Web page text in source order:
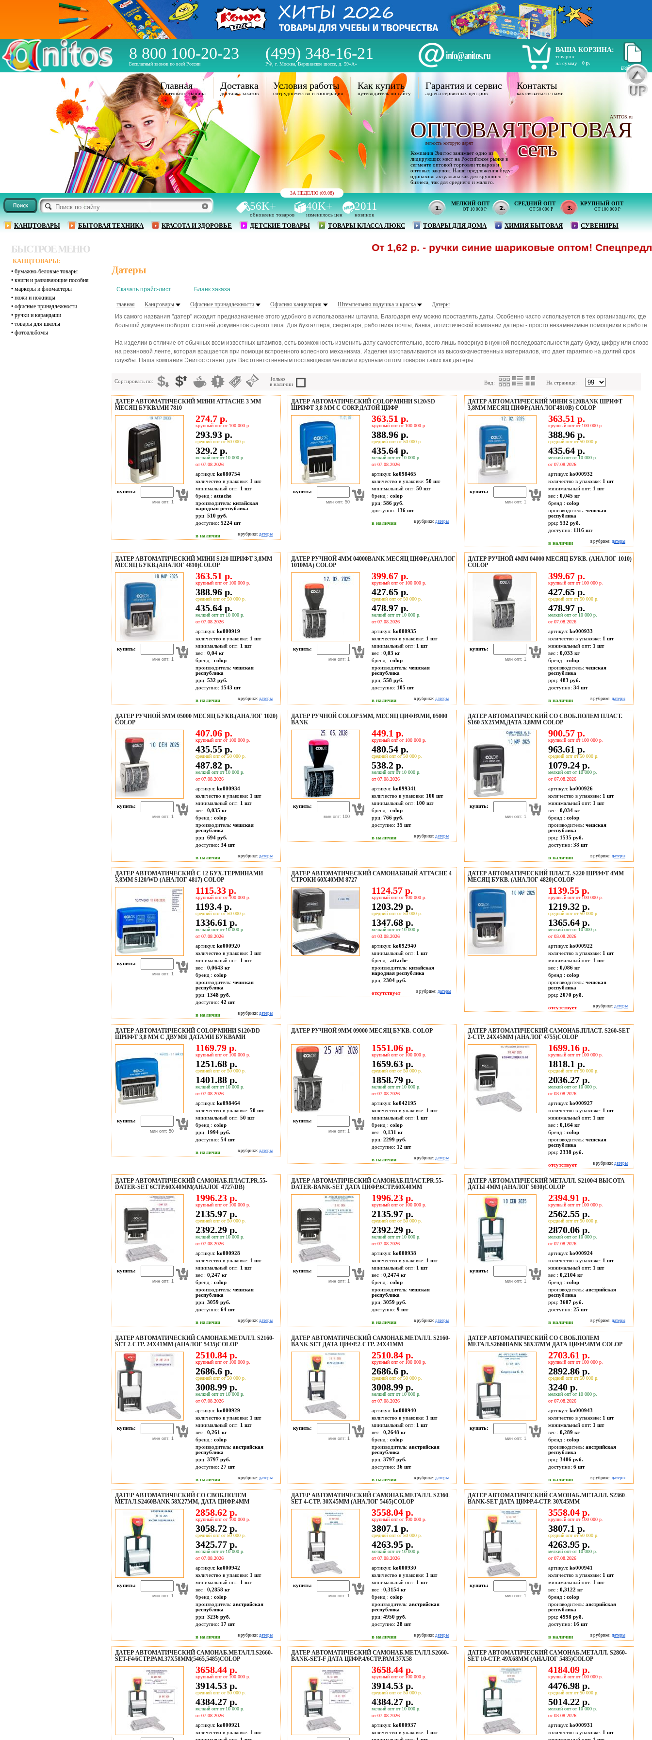
8 800 100-20-23
Бесплатный звонок по всей России
(499) 348-16-21
РФ, г. Москва, Варшавское шоссе, д. 59«А»
info@anitos.ru
ВАША КОРЗИНА:
товаров:
на сумму:
0 р.
прайс лист
ЗА НЕДЕЛЮ (09.08)
56K+
обновлено товаров
40K+
изменилось цен
2011
новинок
МЕЛКИЙ ОПТ
ОТ 10 000 Р
СРЕДНИЙ ОПТ
ОТ 50 000 Р
КРУПНЫЙ ОПТ
ОТ 100 000 Р
КАНЦТОВАРЫ БЫТОВАЯ ТЕХНИКА КРАСОТА И ЗДОРОВЬЕ ДЕТСКИЕ ТОВАРЫ ТОВАРЫ КЛАССА ЛЮКС ТОВАРЫ ДЛЯ ДОМА ХИМИЯ БЫТОВАЯ СУВЕНИРЫ
Главная
стартовая страница
Доставка
доставка заказов
Условия работы
сотрудничество и кооперация
Как купить
путеводитель по сайту
Гарантия и сервис
адреса сервисных центров
Контакты
как связаться с нами
ANITOS.ru
ОПТОВАЯТОРГОВАЯ
легкость которую дарят
Компания Энитос занимает одно из
лидирующих мест на Российском рынке в
сегменте оптовой торговли товаров и
оптовых закупок. Наши предложения будут
одинаково актуальны как для крупного
бизнеса, так для среднего и малого.
сеть
БЫСТРОЕ МЕНЮ
КАНЦТОВАРЫ:
• бумажно-беловые товары
• книги и развивающие пособия
• маркеры и фломастеры
• ножи и ножницы
• офисные принадлежности
• ручки и карандаши
• товары для школы
• фотоальбомы
От 1,62 р. - ручки синие шариковые оптом! Спецпредложение!
Датеры
Скачать прайс-лист Бланк заказа
главная Канцтовары Офисные принадлежности Офисная канцелярия Штемпельная подушка и краска
Датеры
Из самого названия "датер" исходит предназначение этого удобного в использовании штампа. Благодаря ему можно проставлять даты. Особенно часто используется в тех организациях, где
большой документооборот с сотней документов одного типа. Для бухгалтера, секретаря, работника почты, банка, логистической компании датеры - просто незаменимые помощники в работе.
На изделии в отличие от обычных всем известных штампов, есть возможность изменить дату самостоятельно, всего лишь повернув в нужной последовательности дату букву, цифру или слово
на резиновой ленте, которая вращается при помощи встроенного колесного механизма. Изделия изготавливаются из высококачественных материалов, что дает гарантию на долгий срок
службы. Наша компания Энитос станет для Вас ответственным поставщиком мелким и крупным оптом товаров таких как датеры.
Сортировать по:
Только
в наличии
Вид: На странице:
ДАТЕР АВТОМАТИЧЕСКИЙ МИНИ ATTACHE 3 ММ
МЕСЯЦ БУКВАМИ 7810
купить:
мин опт: 1
274.7 р.
крупный опт от 100 000 р.
293.93 р.
средний опт от 50 000 р.
329.2 р.
мелкий опт от 10 000 р.
от 07.08.2026
артикул: ko080754
количество в упаковке: 1 шт
минимальный опт: 1 шт
бренд : attache
производитель: китайская
народная республика
ррц: 510 руб.
доступно: 5224 шт
в наличии в рубрике: датеры
ДАТЕР АВТОМАТИЧЕСКИЙ COLOP МИНИ S120/SD
ШРИФТ 3,8 ММ С СОКР.ДАТОЙ ЦИФР
купить:
мин опт: 50
363.51 р.
крупный опт от 100 000 р.
388.96 р.
средний опт от 50 000 р.
435.64 р.
мелкий опт от 10 000 р.
от 07.08.2026
артикул: ko098465
количество в упаковке: 50 шт
минимальный опт: 50 шт
бренд : colop
ррц: 586 руб.
доступно: 136 шт
в наличии в рубрике: датеры
ДАТЕР АВТОМАТИЧЕСКИЙ МИНИ S120BANK ШРИФТ
3,8ММ МЕСЯЦ ЦИФР.(АНАЛОГ4810B) COLOP
купить:
мин опт: 1
363.51 р.
крупный опт от 100 000 р.
388.96 р.
средний опт от 50 000 р.
435.64 р.
мелкий опт от 10 000 р.
от 07.08.2026
артикул: ko000932
количество в упаковке: 1 шт
минимальный опт: 1 шт
вес : 0,045 кг
бренд : colop
производитель: чешская
республика
ррц: 532 руб.
доступно: 1116 шт
в наличии в рубрике: датеры
ДАТЕР АВТОМАТИЧЕСКИЙ МИНИ S120 ШРИФТ 3,8ММ
МЕСЯЦ БУКВ.(АНАЛОГ 4810)COLOP
купить:
мин опт: 1
363.51 р.
крупный опт от 100 000 р.
388.96 р.
средний опт от 50 000 р.
435.64 р.
мелкий опт от 10 000 р.
от 07.08.2026
артикул: ko000919
количество в упаковке: 1 шт
минимальный опт: 1 шт
вес : 0,04 кг
бренд : colop
производитель: чешская
республика
ррц: 532 руб.
доступно: 1543 шт
в наличии в рубрике: датеры
ДАТЕР РУЧНОЙ 4ММ 04000BANK МЕСЯЦ ЦИФР.(АНАЛОГ
1010МА) COLOP
купить:
мин опт: 1
399.67 р.
крупный опт от 100 000 р.
427.65 р.
средний опт от 50 000 р.
478.97 р.
мелкий опт от 10 000 р.
от 07.08.2026
артикул: ko000935
количество в упаковке: 1 шт
минимальный опт: 1 шт
вес : 0,03 кг
бренд : colop
производитель: чешская
республика
ррц: 558 руб.
доступно: 105 шт
в наличии в рубрике: датеры
ДАТЕР РУЧНОЙ 4ММ 04000 МЕСЯЦ БУКВ. (АНАЛОГ 1010)
COLOP
купить:
мин опт: 1
399.67 р.
крупный опт от 100 000 р.
427.65 р.
средний опт от 50 000 р.
478.97 р.
мелкий опт от 10 000 р.
от 07.08.2026
артикул: ko000933
количество в упаковке: 1 шт
минимальный опт: 1 шт
вес : 0,033 кг
бренд : colop
производитель: чешская
республика
ррц: 483 руб.
доступно: 34 шт
в наличии в рубрике: датеры
ДАТЕР РУЧНОЙ 5ММ 05000 МЕСЯЦ БУКВ.(АНАЛОГ 1020)
COLOP
купить:
мин опт: 1
407.06 р.
крупный опт от 100 000 р.
435.55 р.
средний опт от 50 000 р.
487.82 р.
мелкий опт от 10 000 р.
от 07.08.2026
артикул: ko000934
количество в упаковке: 1 шт
минимальный опт: 1 шт
вес : 0,035 кг
бренд : colop
производитель: чешская
республика
ррц: 694 руб.
доступно: 34 шт
в наличии в рубрике: датеры
ДАТЕР РУЧНОЙ COLOP 5ММ, МЕСЯЦ ЦИФРАМИ, 05000
BANK
купить:
мин опт: 100
449.1 р.
крупный опт от 100 000 р.
480.54 р.
средний опт от 50 000 р.
538.2 р.
мелкий опт от 10 000 р.
от 07.08.2026
артикул: ko099341
количество в упаковке: 100 шт
минимальный опт: 100 шт
бренд : colop
ррц: 766 руб.
доступно: 35 шт
в наличии в рубрике: датеры
ДАТЕР АВТОМАТИЧЕСКИЙ СО СВОБ.ПОЛЕМ ПЛАСТ.
S160 5Х25ММ,ДАТА 3,8ММ COLOP
купить:
мин опт: 1
900.57 р.
крупный опт от 100 000 р.
963.61 р.
средний опт от 50 000 р.
1079.24 р.
мелкий опт от 10 000 р.
от 07.08.2026
артикул: ko000926
количество в упаковке: 1 шт
минимальный опт: 1 шт
вес : 0,034 кг
бренд : colop
производитель: чешская
республика
ррц: 1535 руб.
доступно: 38 шт
в наличии в рубрике: датеры
ДАТЕР АВТОМАТИЧЕСКИЙ С 12 БУХ.ТЕРМИНАМИ
3,8ММ S120/WD (АНАЛОГ 4817) COLOP
купить:
мин опт: 1
1115.33 р.
крупный опт от 100 000 р.
1193.4 р.
средний опт от 50 000 р.
1336.61 р.
мелкий опт от 10 000 р.
от 07.08.2026
артикул: ko000920
количество в упаковке: 1 шт
минимальный опт: 1 шт
вес : 0,0643 кг
бренд : colop
производитель: чешская
республика
ррц: 1348 руб.
доступно: 42 шт
в наличии в рубрике: датеры
ДАТЕР АВТОМАТИЧЕСКИЙ САМОНАБНЫЙ ATTACHE 4
СТРОКИ 60Х40ММ 8727
1124.57 р.
крупный опт от 100 000 р.
1203.29 р.
средний опт от 50 000 р.
1347.68 р.
мелкий опт от 10 000 р.
от 03.08.2026
артикул: ko092940
минимальный опт: 1 шт
бренд : attache
производитель: китайская
народная республика
ррц: 2304 руб.
отсутствует в рубрике: датеры
ДАТЕР АВТОМАТИЧЕСКИЙ ПЛАСТ. S220 ШРИФТ 4ММ
МЕСЯЦ БУКВ. (АНАЛОГ 4820)COLOP
1139.55 р.
крупный опт от 100 000 р.
1219.32 р.
средний опт от 50 000 р.
1365.64 р.
мелкий опт от 10 000 р.
от 03.08.2026
артикул: ko000922
количество в упаковке: 1 шт
минимальный опт: 1 шт
вес : 0,086 кг
бренд : colop
производитель: чешская
республика
ррц: 2070 руб.
отсутствует в рубрике: датеры
ДАТЕР АВТОМАТИЧЕСКИЙ COLOP МИНИ S120/DD
ШРИФТ 3,8 ММ С ДВУМЯ ДАТАМИ БУКВАМИ
купить:
мин опт: 50
1169.79 р.
крупный опт от 100 000 р.
1251.68 р.
средний опт от 50 000 р.
1401.88 р.
мелкий опт от 10 000 р.
от 07.08.2026
артикул: ko098464
количество в упаковке: 50 шт
минимальный опт: 50 шт
бренд : colop
ррц: 1994 руб.
доступно: 54 шт
в наличии в рубрике: датеры
ДАТЕР РУЧНОЙ 9ММ 09000 МЕСЯЦ БУКВ. COLOP
купить:
мин опт: 1
1551.06 р.
крупный опт от 100 000 р.
1659.63 р.
средний опт от 50 000 р.
1858.79 р.
мелкий опт от 10 000 р.
от 07.08.2026
артикул: ko042195
количество в упаковке: 1 шт
минимальный опт: 1 шт
бренд : colop
вес : 0,131 кг
ррц: 2299 руб.
доступно: 12 шт
в наличии в рубрике: датеры
ДАТЕР АВТОМАТИЧЕСКИЙ САМОНАБ.ПЛАСТ. S260-SET
2-СТР. 24Х45ММ (АНАЛОГ 4755)COLOP
1699.16 р.
крупный опт от 100 000 р.
1818.1 р.
средний опт от 50 000 р.
2036.27 р.
мелкий опт от 10 000 р.
от 03.08.2026
артикул: ko000927
количество в упаковке: 1 шт
минимальный опт: 1 шт
вес : 0,164 кг
бренд : colop
производитель: чешская
республика
ррц: 2338 руб.
отсутствует в рубрике: датеры
ДАТЕР АВТОМАТИЧЕСКИЙ САМОНАБ.ПЛАСТ.PR.55-
DATER-SET 6СТР.60Х40ММ(АНАЛОГ 4727/DB)
купить:
мин опт: 1
1996.23 р.
крупный опт от 100 000 р.
2135.97 р.
средний опт от 50 000 р.
2392.29 р.
мелкий опт от 10 000 р.
от 07.08.2026
артикул: ko000928
количество в упаковке: 1 шт
минимальный опт: 1 шт
вес : 0,247 кг
бренд : colop
производитель: чешская
республика
ррц: 3059 руб.
доступно: 64 шт
в наличии в рубрике: датеры
ДАТЕР АВТОМАТИЧЕСКИЙ САМОНАБ.ПЛАСТ.PR.55-
DATER-BANK-SET ДАТА ЦИФР.6СТР.60Х40ММ
купить:
мин опт: 1
1996.23 р.
крупный опт от 100 000 р.
2135.97 р.
средний опт от 50 000 р.
2392.29 р.
мелкий опт от 10 000 р.
от 07.08.2026
артикул: ko000938
количество в упаковке: 1 шт
минимальный опт: 1 шт
вес : 0,2474 кг
бренд : colop
производитель: чешская
республика
ррц: 3059 руб.
доступно: 9 шт
в наличии в рубрике: датеры
ДАТЕР АВТОМАТИЧЕСКИЙ МЕТАЛЛ. S2100/4 ВЫСОТА
ДАТЫ 4ММ (АНАЛОГ 5030)COLOP
купить:
мин опт: 1
2394.91 р.
крупный опт от 100 000 р.
2562.55 р.
средний опт от 50 000 р.
2870.06 р.
мелкий опт от 10 000 р.
от 07.08.2026
артикул: ko000924
количество в упаковке: 1 шт
минимальный опт: 1 шт
вес : 0,2104 кг
бренд : colop
производитель: австрийская
республика
ррц: 3607 руб.
доступно: 25 шт
в наличии в рубрике: датеры
ДАТЕР АВТОМАТИЧЕСКИЙ САМОНАБ.МЕТАЛЛ. S2160-
SET 2-СТР. 24Х41ММ (АНАЛОГ 5435)COLOP
купить:
мин опт: 1
2510.84 р.
крупный опт от 100 000 р.
2686.6 р.
средний опт от 50 000 р.
3008.99 р.
мелкий опт от 10 000 р.
от 07.08.2026
артикул: ko000929
количество в упаковке: 1 шт
минимальный опт: 1 шт
вес : 0,261 кг
бренд : colop
производитель: австрийская
республика
ррц: 3797 руб.
доступно: 27 шт
в наличии в рубрике: датеры
ДАТЕР АВТОМАТИЧЕСКИЙ САМОНАБ.МЕТАЛЛ. S2160-
BANK-SET ДАТА ЦИФР.2-СТР. 24Х41ММ
купить:
мин опт: 1
2510.84 р.
крупный опт от 100 000 р.
2686.6 р.
средний опт от 50 000 р.
3008.99 р.
мелкий опт от 10 000 р.
от 07.08.2026
артикул: ko000940
количество в упаковке: 1 шт
минимальный опт: 1 шт
вес : 0,2648 кг
бренд : colop
производитель: австрийская
республика
ррц: 3797 руб.
доступно: 36 шт
в наличии в рубрике: датеры
ДАТЕР АВТОМАТИЧЕСКИЙ СО СВОБ.ПОЛЕМ
МЕТАЛ.S2660BANK 58Х37ММ ДАТА ЦИФР.4ММ COLOP
купить:
мин опт: 1
2703.61 р.
крупный опт от 100 000 р.
2892.86 р.
средний опт от 50 000 р.
3240 р.
мелкий опт от 10 000 р.
от 07.08.2026
артикул: ko000943
количество в упаковке: 1 шт
минимальный опт: 1 шт
вес : 0,289 кг
бренд : colop
производитель: австрийская
республика
ррц: 3406 руб.
доступно: 6 шт
в наличии в рубрике: датеры
ДАТЕР АВТОМАТИЧЕСКИЙ СО СВОБ.ПОЛЕМ
МЕТАЛ.S2460BANK 58Х27ММ, ДАТА ЦИФР.4ММ
купить:
мин опт: 1
2858.62 р.
крупный опт от 100 000 р.
3058.72 р.
средний опт от 50 000 р.
3425.77 р.
мелкий опт от 10 000 р.
от 07.08.2026
артикул: ko000942
количество в упаковке: 1 шт
минимальный опт: 1 шт
вес : 0,2858 кг
бренд : colop
производитель: австрийская
республика
ррц: 3236 руб.
доступно: 17 шт
в наличии в рубрике: датеры
ДАТЕР АВТОМАТИЧЕСКИЙ САМОНАБ.МЕТАЛЛ. S2360-
SET 4-СТР. 30Х45ММ (АНАЛОГ 5465)COLOP
купить:
мин опт: 1
3558.04 р.
крупный опт от 100 000 р.
3807.1 р.
средний опт от 50 000 р.
4263.95 р.
мелкий опт от 10 000 р.
от 07.08.2026
артикул: ko000930
количество в упаковке: 1 шт
минимальный опт: 1 шт
вес : 0,3154 кг
бренд : colop
производитель: австрийская
республика
ррц: 4950 руб.
доступно: 28 шт
в наличии в рубрике: датеры
ДАТЕР АВТОМАТИЧЕСКИЙ САМОНАБ.МЕТАЛЛ. S2360-
BANK-SET ДАТА ЦИФР.4-СТР. 30Х45ММ
купить:
мин опт: 1
3558.04 р.
крупный опт от 100 000 р.
3807.1 р.
средний опт от 50 000 р.
4263.95 р.
мелкий опт от 10 000 р.
от 07.08.2026
артикул: ko000941
количество в упаковке: 1 шт
минимальный опт: 1 шт
вес : 0,3122 кг
бренд : colop
производитель: австрийская
республика
ррц: 4998 руб.
доступно: 16 шт
в наличии в рубрике: датеры
ДАТЕР АВТОМАТИЧЕСКИЙ САМОНАБ.МЕТАЛЛ.S2660-
SET-F4/6СТР.РАМ.37Х58ММ(5465,5485)COLOP
3658.44 р.
крупный опт от 100 000 р.
3914.53 р.
средний опт от 50 000 р.
4384.27 р.
мелкий опт от 10 000 р.
от 07.08.2026
артикул: ko000921
количество в упаковке: 1 шт
ДАТЕР АВТОМАТИЧЕСКИЙ САМОНАБ.МЕТАЛЛ.S2660-
BANK-SET-F ДАТА ЦИФР.4/6СТР.РАМ.37Х58
3658.44 р.
крупный опт от 100 000 р.
3914.53 р.
средний опт от 50 000 р.
4384.27 р.
мелкий опт от 10 000 р.
от 07.08.2026
артикул: ko000937
количество в упаковке: 1 шт
ДАТЕР АВТОМАТИЧЕСКИЙ САМОНАБ.МЕТАЛЛ. S2860-
SET 10-СТР. 49Х68ММ (АНАЛОГ 5485)COLOP
4184.09 р.
крупный опт от 100 000 р.
4476.98 р.
средний опт от 50 000 р.
5014.22 р.
мелкий опт от 10 000 р.
от 03.08.2026
артикул: ko000931
количество в упаковке: 1 шт